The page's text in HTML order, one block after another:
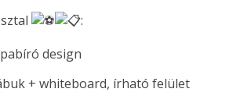
:
design
+ whiteboard, írható felület